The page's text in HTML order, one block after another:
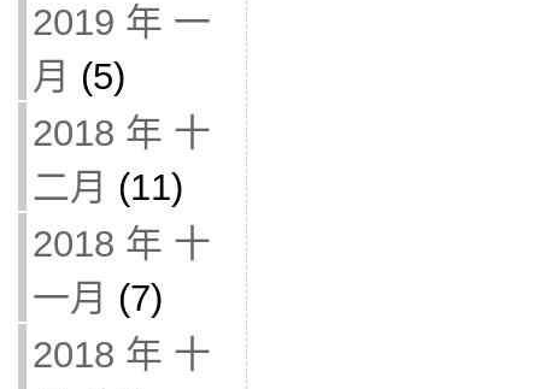
2019 年 一
月 (5)
2018 年 十
二月 (11)
2018 年 十
一月 (7)
2018 年 十